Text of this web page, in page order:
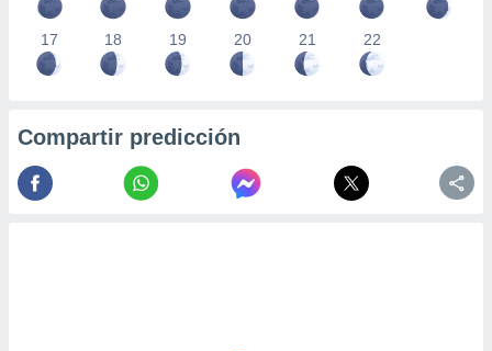
17 18 19 20 21 22
Compartir predicción